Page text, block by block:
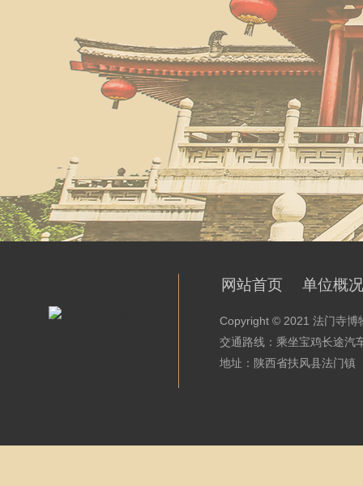
网站首页 单位概况
Copyright © 2021 法门寺博
交通路线：乘坐宝鸡长途汽
地址：陕西省扶风县法门镇